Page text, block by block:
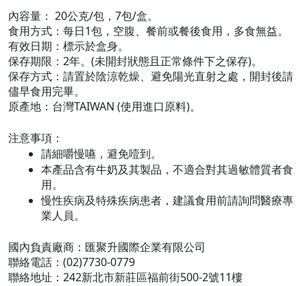
內容量： 20公克/包，7包/盒。
食用方式：每日1包，空腹、餐前或餐後食用，多食無益。
有效日期：標示於盒身。
保存期限：2年。(未開封狀態且正常條件下之保存)。
保存方式：請置於陰涼乾燥、避免陽光直射之處，開封後請
儘早食用完畢。
原產地：台灣TAIWAN (使用進口原料)。
注意事項：
請細嚼慢嚥，避免噎到。
本產品含有牛奶及其製品，不適合對其過敏體質者食
用。
慢性疾病及特殊疾病患者，建議食用前請詢問醫療專
業人員。
國內負責廠商：匯聚升國際企業有限公司
聯絡電話：(02)7730-0779
聯絡地址：242新北市新莊區福前街500-2號11樓